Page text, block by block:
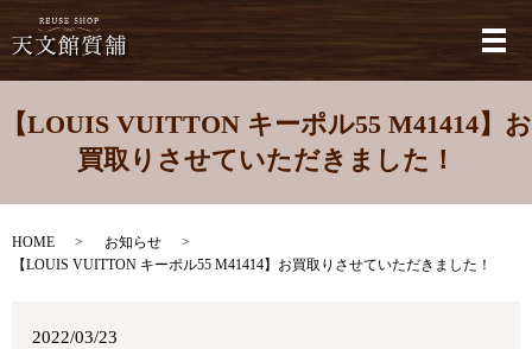
メ
【LOUIS VUITTON キーポル55 M41414】お
買取りさせていただきました！
HOME
お知らせ
【LOUIS VUITTON キーポル55 M41414】お買取りさせていただきました！
2022/03/23